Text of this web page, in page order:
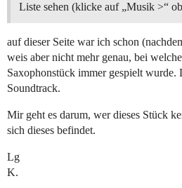
Liste sehen (klicke auf „Musik >“
auf dieser Seite war ich schon
weis aber nicht mehr genau, bei
Saxophonstück immer gespielt wurde.
Soundtrack.
Mir geht es darum, wer dieses Stück
sich dieses befindet.
Lg
K.